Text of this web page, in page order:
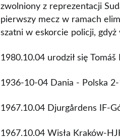
zwolniony z reprezentacji
pierwszy mecz w ramach
szatni w eskorcie policji,
1980.10.04 urodził się
1936-10-04 Dania - Polska
1967.10.04 Djurgårdens IF-
1967.10.04 Wisła Kraków-